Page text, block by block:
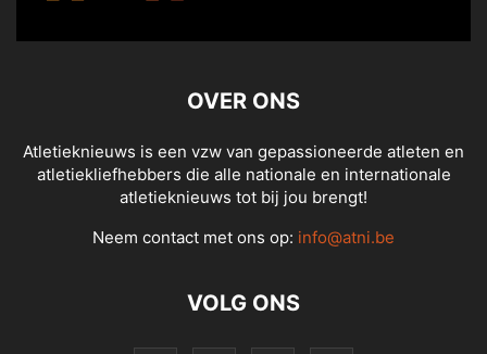
OVER ONS
Atletieknieuws is een vzw van gepassioneerde atleten en
atletiekliefhebbers die alle nationale en internationale
atletieknieuws tot bij jou brengt!
Neem contact met ons op: info@atni.be
VOLG ONS